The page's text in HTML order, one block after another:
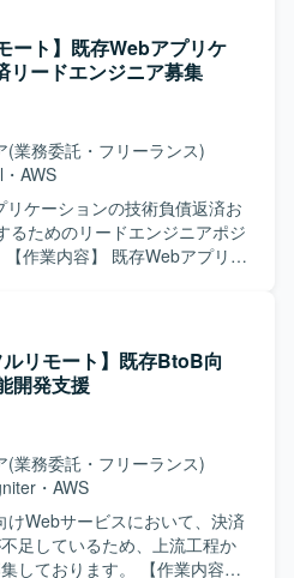
ドからバックエンド、インフ
できるため、フルスタックエ
きく伸ばしていただけます。
したフロントエンド環境と、
どを用いたバックエンド環境
たはGCP上にインフラを構築
っていただきます。Next.js
技術スタックを取り入れた開
あります。
ていただけます。 【開発
Frameworkを使用します。
ート】既存Webアプリケ
リードエンジニア募集
(業務委託・フリーランス)
・ AWS
リケーションの技術負債返済お
るためのリードエンジニアポジ
化の推進を行っていただき
チャやDDDに基づくモデル設
ます。 技術的意思決定を担
を牽引していただきます。 品
たプロジェクト推進をサポー
ム全体の設計力や開発力の底
めています。 レガシーコード
改善やAPI化を粘り強く推進で
やクリーンアーキテクチャの
バーに教育・共有できる方が
ルリモート】既存BtoB向
開発支援
(業務委託・フリーランス)
・ AWS
けWebサービスにおいて、決済
足しているため、上流工程か
ます。 【作業内容】